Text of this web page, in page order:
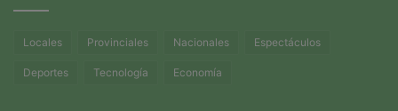
Locales Provinciales Nacionales Espectáculos
Deportes Tecnología Economía